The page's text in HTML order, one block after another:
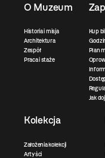
O Muzeum
Historia i misja
Architektura
Zespół
Praca i staże
Kup
Plan
Jak
Kolekcja
Założenia kolekcji
Artyści